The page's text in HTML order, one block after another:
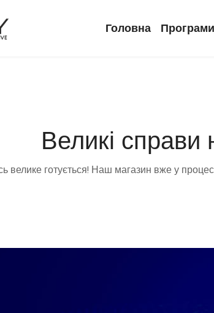
Головна Програми
Великі справи
велике готується! Наш магазин вже у